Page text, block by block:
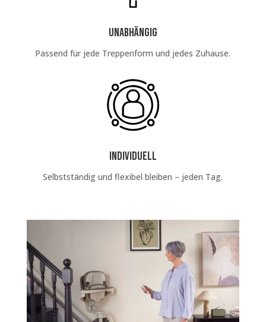
unabhängig
Passend für jede Treppenform und jedes Zuhause.
individuell
Selbstständig und flexibel bleiben – jeden Tag.